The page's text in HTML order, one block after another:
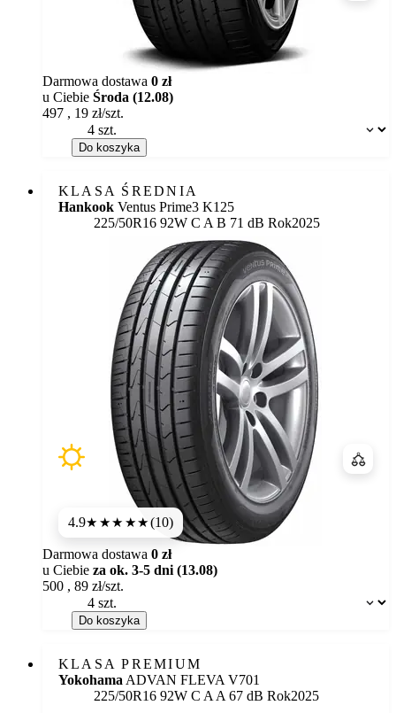
Dostępność:
Darmowa dostawa 0 zł
u Ciebie Środa (12.08)
497 , 19 zł/szt.
Do koszyka
KLASA ŚREDNIA
Hankook Ventus Prime3 K125
225/50R16 92W Etykieta:
C A B 71 dB Rok2025
4.9★★★★★(10)
Dostępność:
Darmowa dostawa 0 zł
u Ciebie za ok. 3-5 dni (13.08)
500 , 89 zł/szt.
Do koszyka
KLASA PREMIUM
Yokohama ADVAN FLEVA V701
225/50R16 92W Etykieta:
C A A 67 dB Rok2025